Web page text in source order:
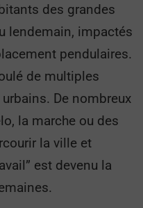
des grandes
lendemain, impactés
pendulaires.
de multiples
De nombreux
la marche ou des
la ville et
est devenu la